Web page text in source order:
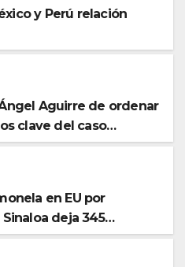
y Perú relación
Ángel Aguirre de ordenar
clave del caso
en EU por
deja 345
hospitalizados